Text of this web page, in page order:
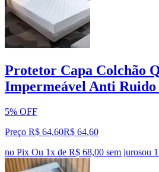
Protetor Capa Colchão
Impermeável Anti
5% OFF
Preço R$ 64,60R$ 64,60
no Pix Ou 1x de R$ 68,00 sem jurosou 1